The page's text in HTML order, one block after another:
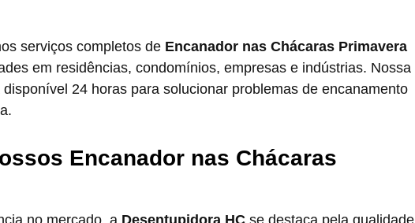
serviços completos de Encanador nas Chácaras Primavera
em residências, condomínios, empresas e indústrias. Nossa
24 horas para solucionar problemas de encanamento
Encanador nas Chácaras
no mercado, a Desentupidora HC se destaca pela qualidade